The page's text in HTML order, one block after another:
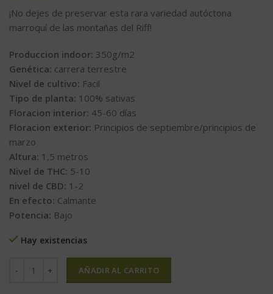
¡No dejes de preservar esta rara variedad autóctona
marroquí de las montañas del Riff!
Produccion indoor: 350g/m2
Genética: carrera terrestre
Nivel de cultivo: Facil
Tipo de planta: 100% sativas
Floracion interior: 45-60 días
Floracion exterior: Principios de septiembre/principios de
marzo
Altura: 1,5 metros
Nivel de THC: 5-10
nivel de CBD: 1-2
En efecto: Calmante
Potencia: Bajo
Hay existencias
AÑADIR AL CARRITO